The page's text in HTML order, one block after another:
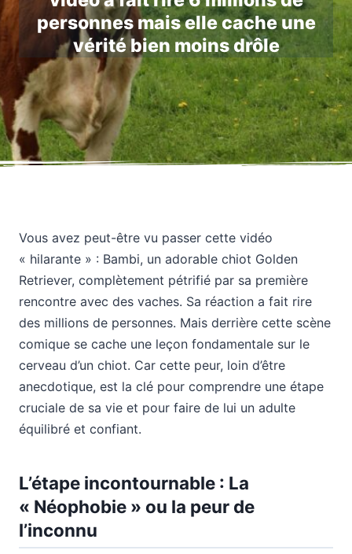
personnes mais elle cache une
vérité bien moins drôle
Vous avez peut-être vu passer cette vidéo
« hilarante » : Bambi, un adorable chiot Golden
Retriever, complètement pétrifié par sa première
rencontre avec des vaches. Sa réaction a fait rire
des millions de personnes. Mais derrière cette scène
comique se cache une leçon fondamentale sur le
cerveau d’un chiot. Car cette peur, loin d’être
anecdotique, est la clé pour comprendre une étape
cruciale de sa vie et pour faire de lui un adulte
équilibré et confiant.
L’étape incontournable : La
« Néophobie » ou la peur de
l’inconnu